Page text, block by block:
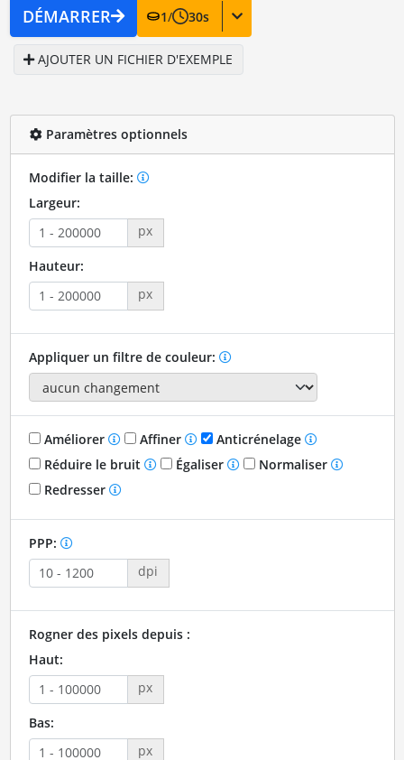
DÉMARRER 1/ 30s
AJOUTER UN FICHIER D'EXEMPLE
Paramètres optionnels
Modifier la taille:
Largeur:
px
Hauteur:
px
Appliquer un filtre de couleur:
Améliorer Affiner
Anticrénelage
Réduire le bruit
Égaliser
Normaliser
Redresser
PPP:
dpi
Rogner des pixels depuis :
Haut:
px
Bas:
px